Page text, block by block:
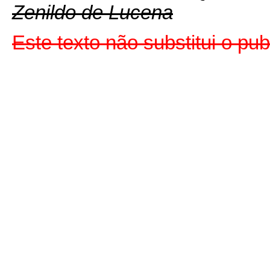
Zenildo de Lucena
Este texto não substitui o